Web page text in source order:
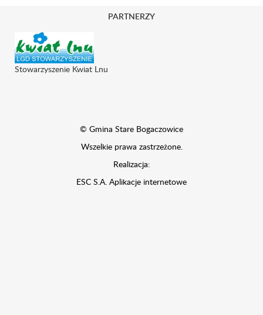
© Gmina Stare Bogaczowice
Wszelkie prawa zastrzeżone.
Realizacja:
ESC S.A. Aplikacje internetowe
PARTNERZY
Stowarzyszenie Kwiat Lnu